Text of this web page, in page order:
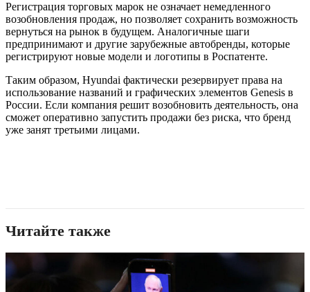
Регистрация торговых марок не означает немедленного
возобновления продаж, но позволяет сохранить возможность
вернуться на рынок в будущем. Аналогичные шаги
предпринимают и другие зарубежные автобренды, которые
регистрируют новые модели и логотипы в Роспатенте.
Таким образом, Hyundai фактически резервирует права на
использование названий и графических элементов Genesis в
России. Если компания решит возобновить деятельность, она
сможет оперативно запустить продажи без риска, что бренд
уже занят третьими лицами.
Читайте также